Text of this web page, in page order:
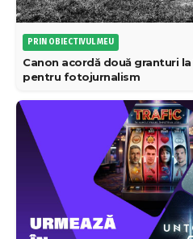
PRIN OBIECTIVUL MEU
Canon acordă două granturi
pentru fotojurnalism